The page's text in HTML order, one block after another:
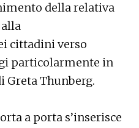
della relativa
cittadini verso
particolarmente in
Greta Thunberg.
a porta s’inserisce